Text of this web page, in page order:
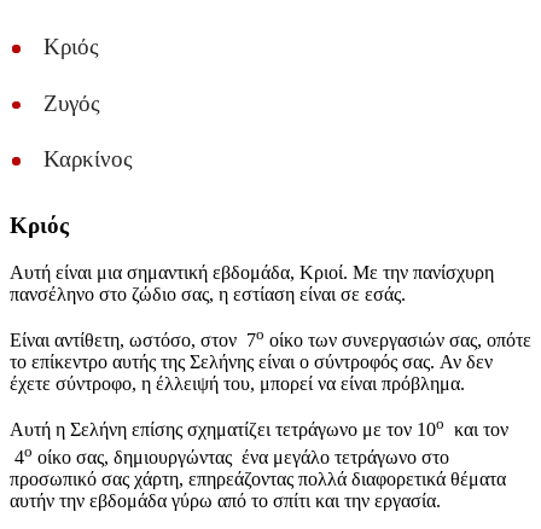
Κριός
Ζυγός
Καρκίνος
Κριός
Αυτή είναι μια σημαντική εβδομάδα, Κριοί. Με την πανίσχυρη
πανσέληνο στο ζώδιο σας, η εστίαση είναι σε εσάς.
Είναι αντίθετη, ωστόσο, στον 7ο οίκο των συνεργασιών σας, οπότε
το επίκεντρο αυτής της Σελήνης είναι ο σύντροφός σας. Αν δεν
έχετε σύντροφο, η έλλειψή του, μπορεί να είναι πρόβλημα.
Αυτή η Σελήνη επίσης σχηματίζει τετράγωνο με τον 10ο και τον
4ο οίκο σας, δημιουργώντας ένα μεγάλο τετράγωνο στο
προσωπικό σας χάρτη, επηρεάζοντας πολλά διαφορετικά θέματα
αυτήν την εβδομάδα γύρω από το σπίτι και την εργασία.